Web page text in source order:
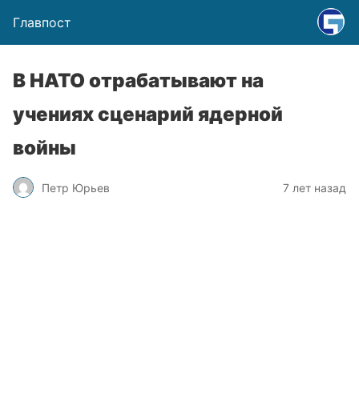
Главпост
В НАТО отрабатывают на
учениях сценарий ядерной
войны
Петр Юрьев 7 лет назад